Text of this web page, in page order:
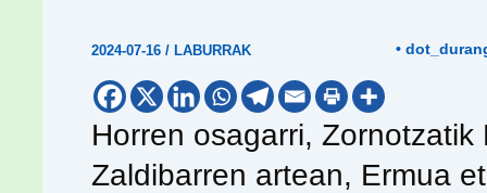
2024-07-16 / LABURRAK •
Horren osagarri,
Zaldibarren artean, Ermua